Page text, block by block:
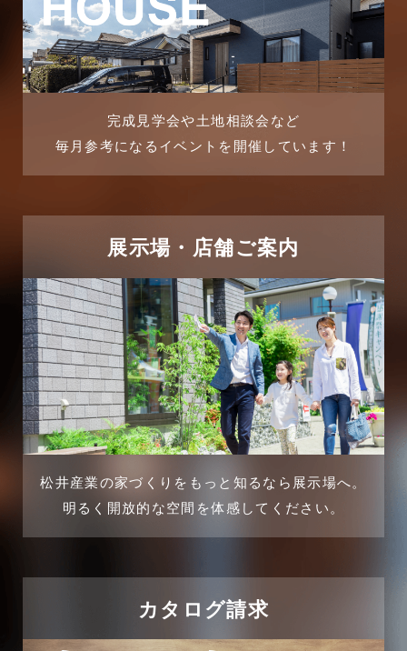
マンション経営活用事例
よくある質問
リフォーム-ブログ
三郷中央駅店-ブログ
三郷市
三郷駅前店-ブログ
不動産の基礎知識に関するよくある質問
介護施設経営活用事例
企業誘致事例
住宅に関するよくある質問
2025年9月
2025年8月
2025年6月
2025年3月
2025年2月
2025年1月
2024年12月
2024年11月
2024年9月
完成見学会や土地相談会など
毎月参考になるイベントを開催しています！
展示場・店舗ご案内
松井産業の家づくりをもっと知るなら展示場へ。
明るく開放的な空間を体感してください。
カタログ請求